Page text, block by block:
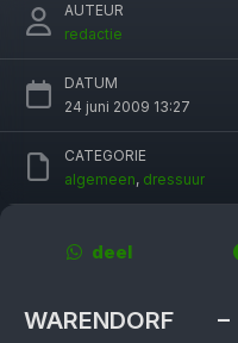
AUTEUR
redactie
DATUM
24 juni 2009 13:27
CATEGORIE
algemeen, dressuur
deel